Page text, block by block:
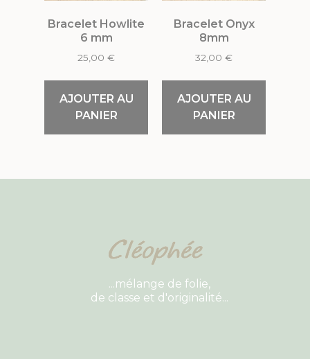
Bracelet Howlite
6 mm
25,00 €
AJOUTER AU
PANIER
Bracelet Onyx
8mm
32,00 €
AJOUTER AU
PANIER
...mélange de folie,
de classe et d'originalité...